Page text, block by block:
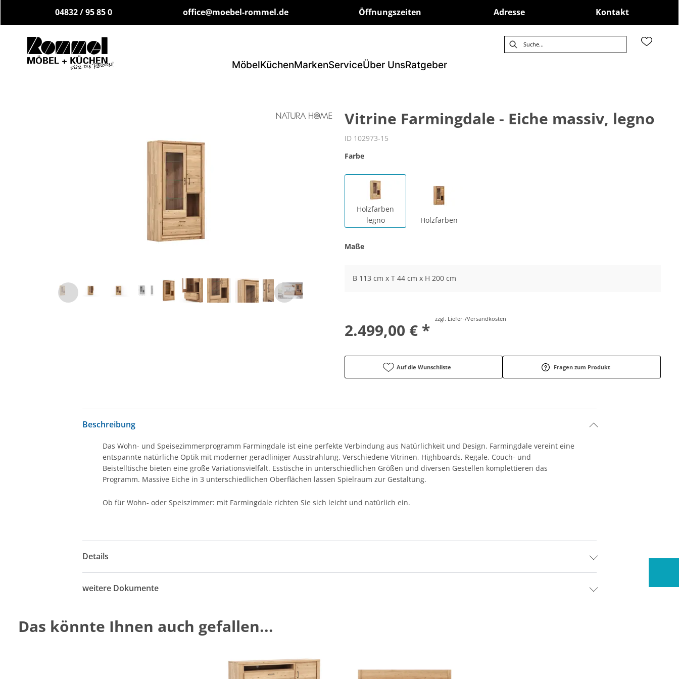
04832 / 95 85 0 office@moebel-rommel.de Öffnungszeiten Adresse Kontakt
MöbelKüchenMarkenServiceÜber UnsRatgeber
Vitrine Farmingdale - Eiche massiv, legno
ID 102973-15
Farbe
Holzfarben
legno
Holzfarben
Maße
B 113 cm x T 44 cm x H 200 cm
2.499,00 € *
zzgl. Liefer-/Versandkosten
Auf die Wunschliste Fragen zum Produkt
Beschreibung
Das Wohn- und Speisezimmerprogramm Farmingdale ist eine perfekte Verbindung aus Natürlichkeit und Design. Farmingdale vereint eine
entspannte natürliche Optik mit moderner geradliniger Ausstrahlung. Verschiedene Vitrinen, Highboards, Regale, Couch- und
Beistelltische bieten eine große Variationsvielfalt. Esstische in unterschiedlichen Größen und diversen Gestellen komplettieren das
Programm. Massive Eiche in 3 unterschiedlichen Oberflächen lassen Spielraum zur Gestaltung.
Ob für Wohn- oder Speiszimmer: mit Farmingdale richten Sie sich leicht und natürlich ein.
Details
weitere Dokumente
Das könnte Ihnen auch gefallen...